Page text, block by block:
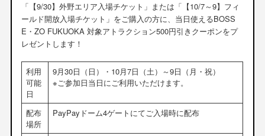
「【9/30】外野エリア入場チケット」または「【10/7～9】フィ
ールド開放入場チケット」をご購入の方に、当日使えるBOSS
E・ZO FUKUOKA 対象アトラクション500円引きクーポンをプ
レゼントします！
利用
可能
日
9月30日（日）・10月7日（土）～9日（月・祝）
※ご参加日当日にご利用いただけます。
配布
場所
PayPayドーム4ゲートにてご入場時に配布